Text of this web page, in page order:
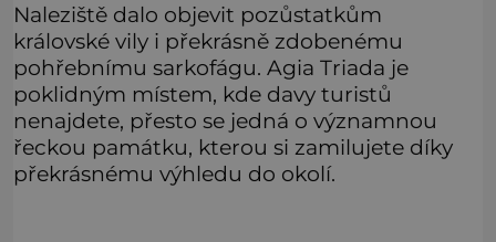
Naleziště dalo objevit pozůstatkům
královské vily i překrásně zdobenému
pohřebnímu sarkofágu. Agia Triada je
poklidným místem, kde davy turistů
nenajdete, přesto se jedná o významnou
řeckou památku, kterou si zamilujete díky
překrásnému výhledu do okolí.